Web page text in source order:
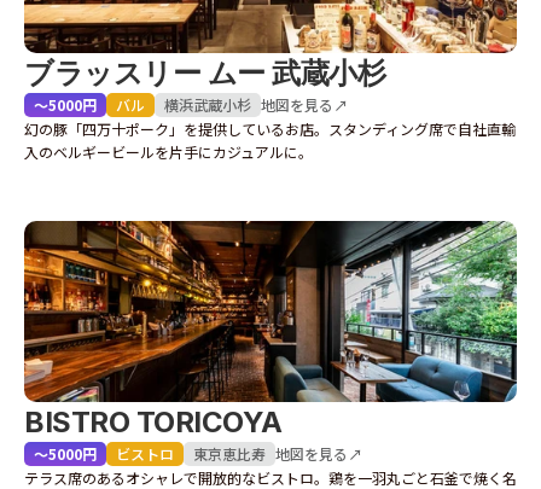
ブラッスリー ムー 武蔵小杉
〜5000円 バル 横浜武蔵小杉 地図を見る↗
幻の豚「四万十ポーク」を提供しているお店。スタンディング席で自社直輸
入のベルギービールを片手にカジュアルに。
BISTRO TORICOYA
〜5000円 ビストロ 東京恵比寿 地図を見る↗
テラス席のあるオシャレで開放的なビストロ。鶏を一羽丸ごと石釜で焼く名